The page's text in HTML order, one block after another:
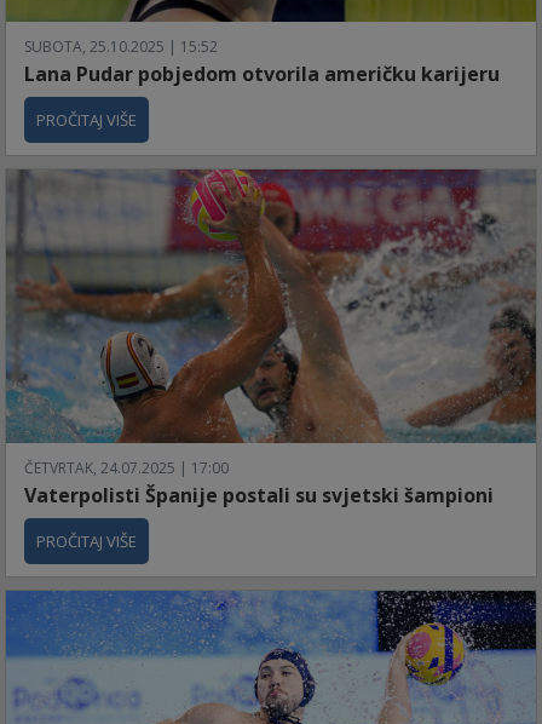
SUBOTA, 25.10.2025 | 15:52
Lana Pudar pobjedom otvorila američku karijeru
PROČITAJ VIŠE
ČETVRTAK, 24.07.2025 | 17:00
Vaterpolisti Španije postali su svjetski šampioni
PROČITAJ VIŠE